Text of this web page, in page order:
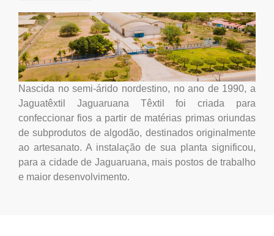
Nascida no semi-árido nordestino, no ano de 1990, a
Jaguatêxtil Jaguaruana Têxtil foi criada para
confeccionar fios a partir de matérias primas oriundas
de subprodutos de algodão, destinados originalmente
ao artesanato. A instalação de sua planta significou,
para a cidade de Jaguaruana, mais postos de trabalho
e maior desenvolvimento.